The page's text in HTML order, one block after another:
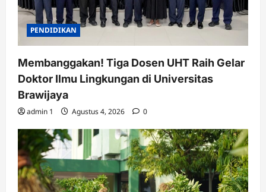
PENDIDIKAN
Membanggakan! Tiga Dosen UHT Raih Gelar
Doktor Ilmu Lingkungan di Universitas
Brawijaya
admin 1 Agustus 4, 2026 0